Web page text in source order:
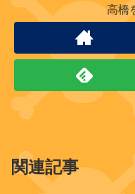
ド
レ
ロ
王
国
リ
高橋
関連記事